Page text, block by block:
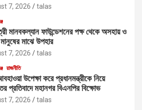
7, 2026 talas
মানবকল্যান ফাউন্ডেশনের পক্ষ থেকে অসহায় ও
মাঝে উপহার
7, 2026 talas
রাজনীতি
উপেক্ষা করে প্রধানমন্ত্রীকে নিয়ে
প্রতিবাদে মহানগর বিএনপির বিক্ষোভ
7, 2026 talas